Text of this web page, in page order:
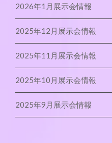
2026年1月展示会情報
2025年12月展示会情報
2025年11月展示会情報
2025年10月展示会情報
2025年9月展示会情報